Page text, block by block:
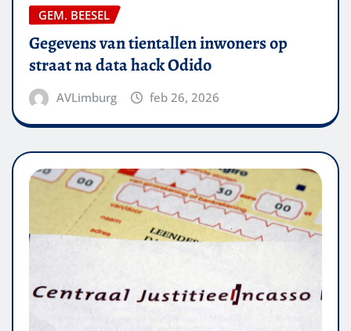
GEM. BEESEL
Gegevens van tientallen inwoners op
straat na data hack Odido
AVLimburg feb 26, 2026